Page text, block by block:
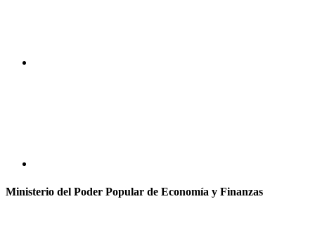
Ministerio del Poder Popular de Economía y Finanzas